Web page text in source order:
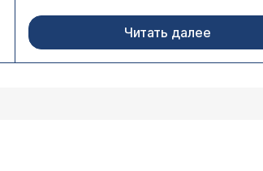
Читать далее